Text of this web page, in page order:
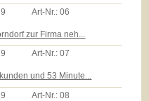
Art-Nr.:06
zur Firma neh...
Art-Nr.:07
und 53 Minute...
Art-Nr.:08